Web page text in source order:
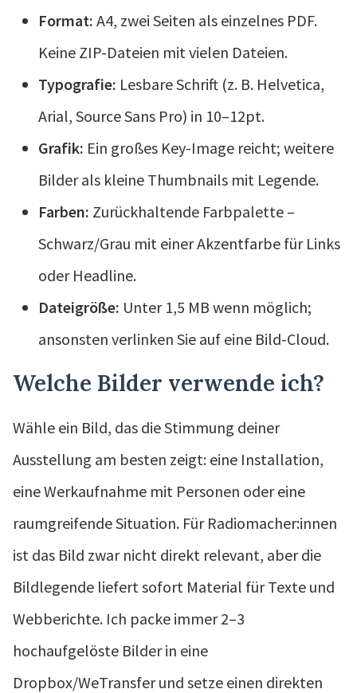
Format: A4, zwei Seiten als einzelnes PDF.
Keine ZIP-Dateien mit vielen Dateien.
Typografie: Lesbare Schrift (z. B. Helvetica,
Arial, Source Sans Pro) in 10–12pt.
Grafik: Ein großes Key-Image reicht; weitere
Bilder als kleine Thumbnails mit Legende.
Farben: Zurückhaltende Farbpalette –
Schwarz/Grau mit einer Akzentfarbe für Links
oder Headline.
Dateigröße: Unter 1,5 MB wenn möglich;
ansonsten verlinken Sie auf eine Bild-Cloud.
Welche Bilder verwende ich?
Wähle ein Bild, das die Stimmung deiner
Ausstellung am besten zeigt: eine Installation,
eine Werkaufnahme mit Personen oder eine
raumgreifende Situation. Für Radiomacher:innen
ist das Bild zwar nicht direkt relevant, aber die
Bildlegende liefert sofort Material für Texte und
Webberichte. Ich packe immer 2–3
hochaufgelöste Bilder in eine
Dropbox/WeTransfer und setze einen direkten